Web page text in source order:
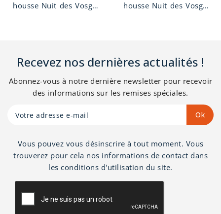
housse Nuit des Vosges
imperméable.
housse Nuit des Vosges
imperméable.
Recevez nos dernières actualités !
Abonnez-vous à notre dernière newsletter pour recevoir
des informations sur les remises spéciales.
Vous pouvez vous désinscrire à tout moment. Vous
trouverez pour cela nos informations de contact dans
les conditions d'utilisation du site.